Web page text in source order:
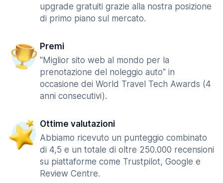
upgrade gratuiti grazie alla nostra posizione
di primo piano sul mercato.
Premi
"Miglior sito web al mondo per la
prenotazione del noleggio auto" in
occasione dei World Travel Tech Awards (4
anni consecutivi).
Ottime valutazioni
Abbiamo ricevuto un punteggio combinato
di 4,5 e un totale di oltre 250.000 recensioni
su piattaforme come Trustpilot, Google e
Review Centre.